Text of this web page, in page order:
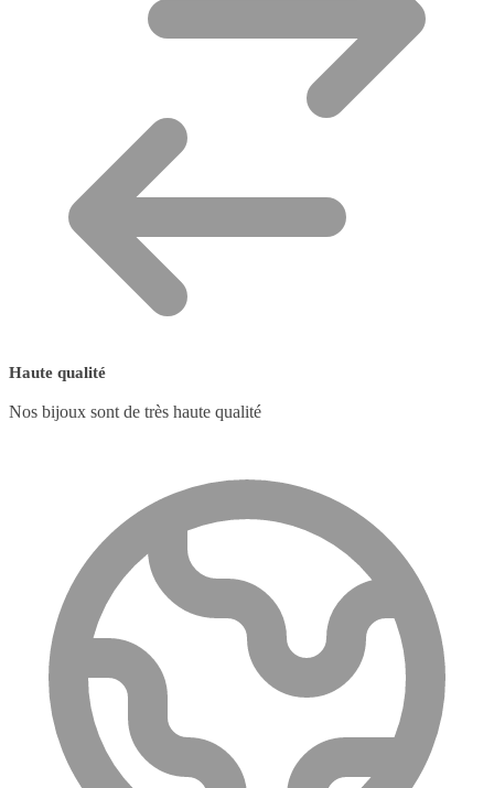
Haute qualité
Nos bijoux sont de très haute qualité